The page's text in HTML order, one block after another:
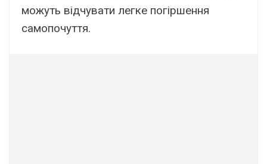
можуть відчувати легке погіршення
самопочуття.